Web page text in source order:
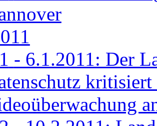
- 6.1.2011: Der